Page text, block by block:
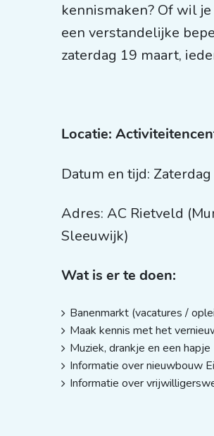
kennismaken? Of wil
een verstandelijke
zaterdag 19 maart,
Locatie:
Datum en tijd:
Adres: AC Rietveld
Sleeuwijk)
Wat is er te doen:
Banenmarkt (vacatures /
Maak kennis met het
Muziek, drankje en een hapje
Informatie over nieuwbouw
Informatie over